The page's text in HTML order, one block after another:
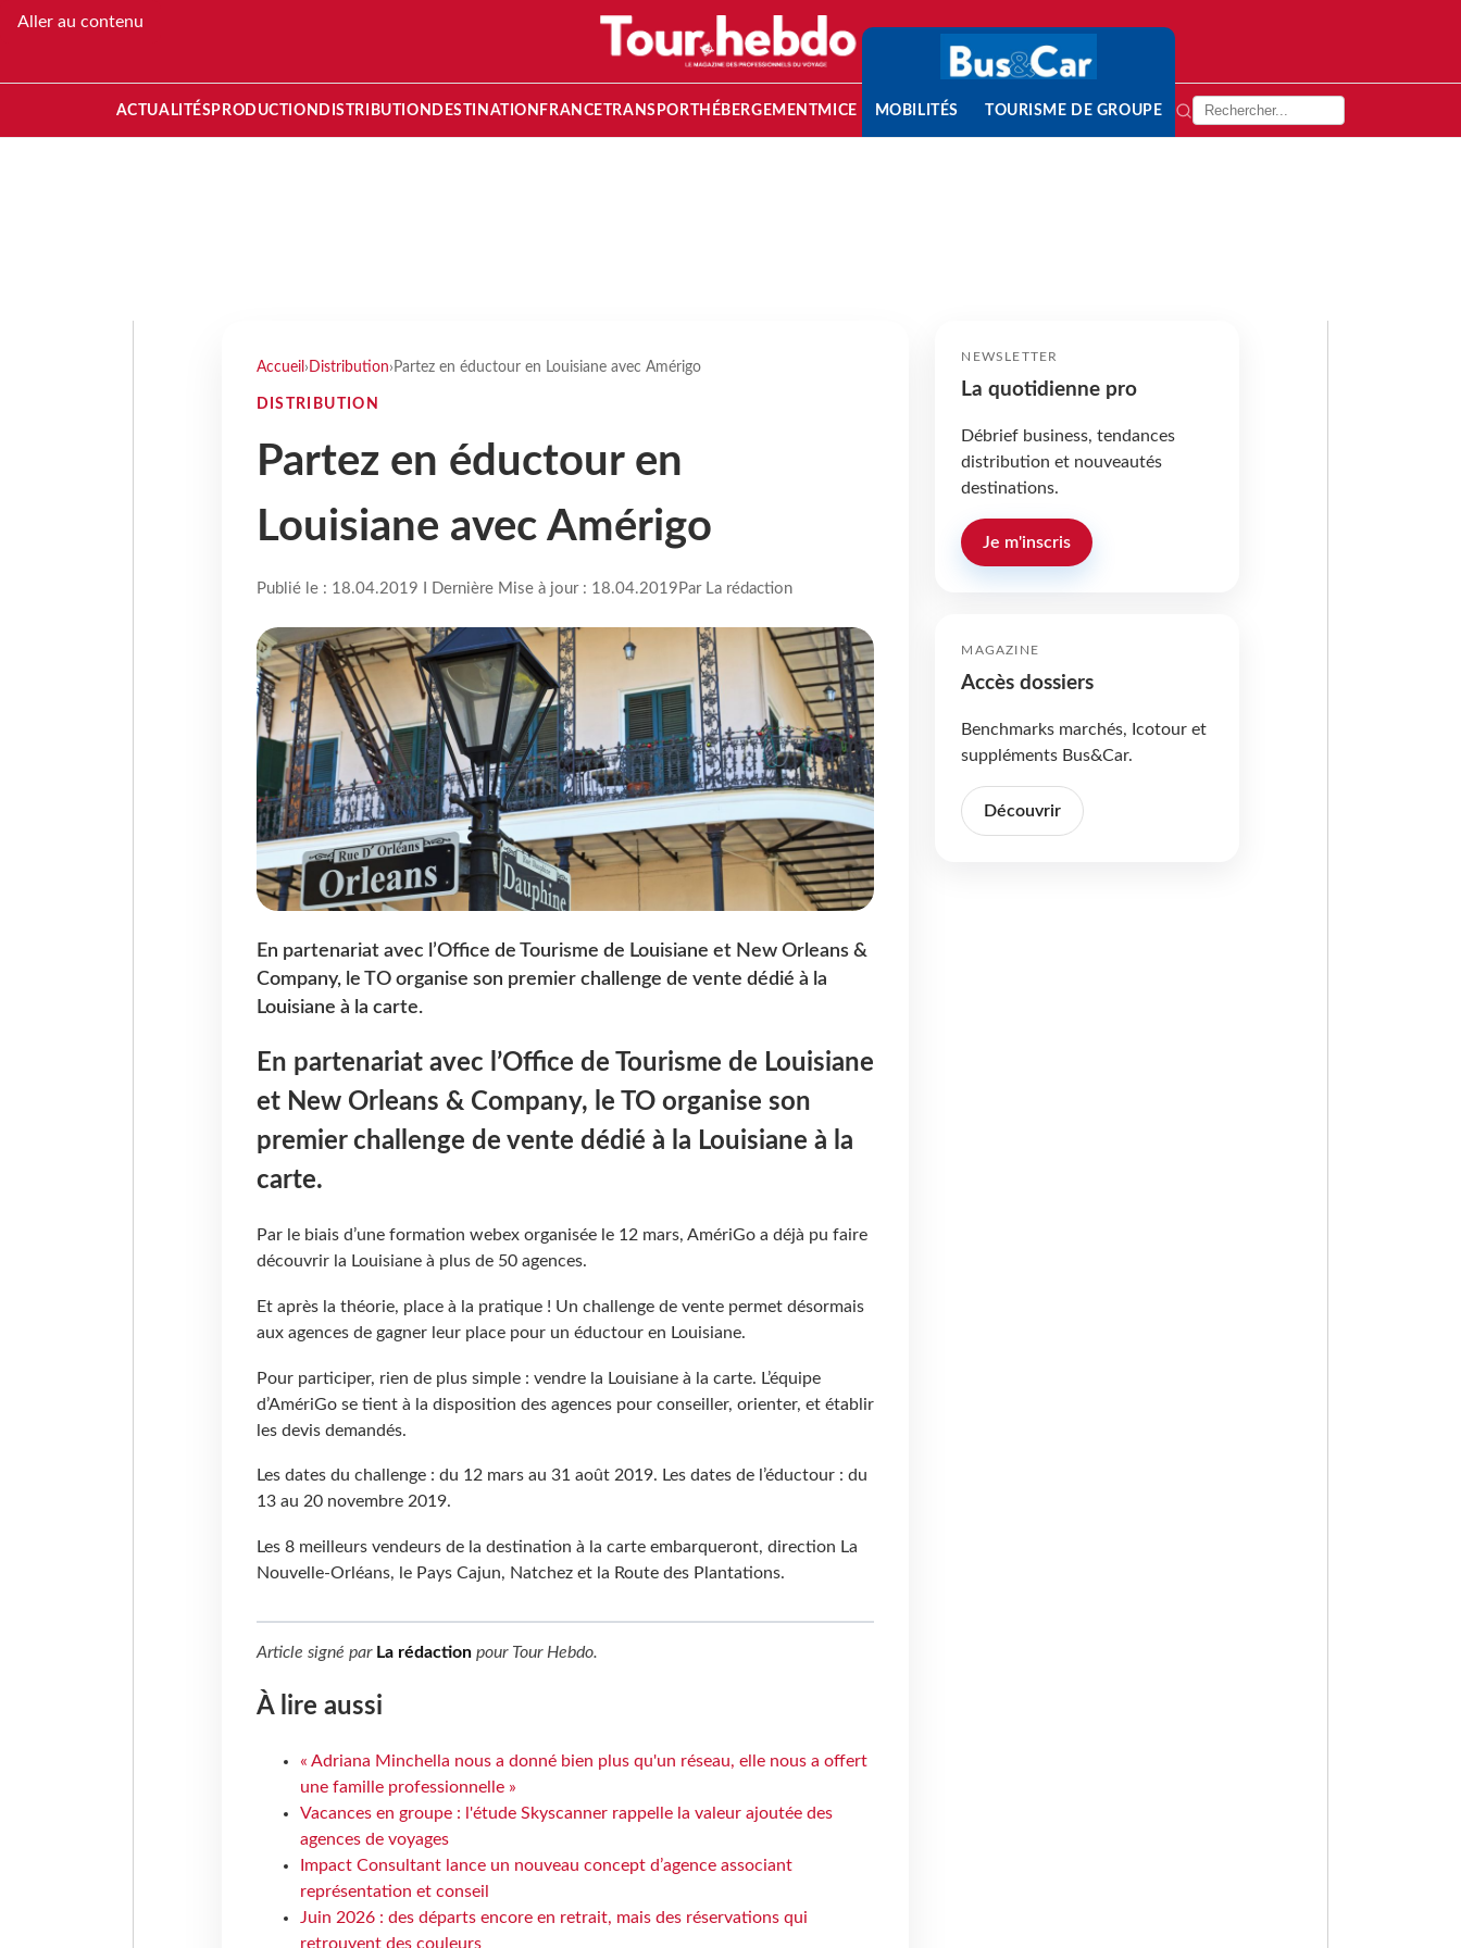
Aller au contenu
ACTUALITÉS PRODUCTION DISTRIBUTION DESTINATION FRANCETRANSPORT HÉBERGEMENTMICE MOBILITÉS TOURISME DE GROUPE
Accueil › Distribution› Partez en éductour en Louisiane avec Amérigo
DISTRIBUTION
Partez en éductour en
Louisiane avec Amérigo
Publié le : 18.04.2019 I Dernière Mise à jour : 18.04.2019 Par La rédaction
En partenariat avec l’Office de Tourisme de Louisiane et New Orleans &
Company, le TO organise son premier challenge de vente dédié à la
Louisiane à la carte.
En partenariat avec l’Office de Tourisme de Louisiane
et New Orleans & Company, le TO organise son
premier challenge de vente dédié à la Louisiane à la
carte.
Par le biais d’une formation webex organisée le 12 mars, AmériGo a déjà pu faire
découvrir la Louisiane à plus de 50 agences.
Et après la théorie, place à la pratique ! Un challenge de vente permet désormais
aux agences de gagner leur place pour un éductour en Louisiane.
Pour participer, rien de plus simple : vendre la Louisiane à la carte. L’équipe
d’AmériGo se tient à la disposition des agences pour conseiller, orienter, et établir
les devis demandés.
Les dates du challenge : du 12 mars au 31 août 2019. Les dates de l’éductour : du
13 au 20 novembre 2019.
Les 8 meilleurs vendeurs de la destination à la carte embarqueront, direction La
Nouvelle-Orléans, le Pays Cajun, Natchez et la Route des Plantations.
Article signé par La rédactionpour Tour Hebdo.
À lire aussi
« Adriana Minchella nous a donné bien plus qu'un réseau, elle nous a offert
une famille professionnelle »
Vacances en groupe : l'étude Skyscanner rappelle la valeur ajoutée des
agences de voyages
Impact Consultant lance un nouveau concept d’agence associant
représentation et conseil
Juin 2026 : des départs encore en retrait, mais des réservations qui
retrouvent des couleurs
NEWSLETTER
La quotidienne pro
Débrief business, tendances
distribution et nouveautés
destinations.
Je m'inscris
MAGAZINE
Accès dossiers
Benchmarks marchés, Icotour et
suppléments Bus&Car.
Découvrir